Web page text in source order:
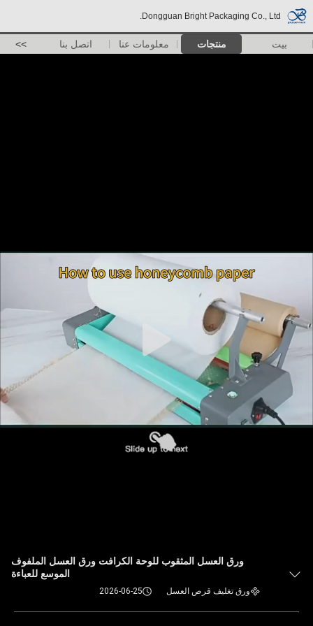
Dongguan Bright Packaging Co., Ltd.
بيت منتجات معلومات عنا اتصل بنا >>
ورق العسل المثقوب للوحة الكرافت ورق العسل الملفوف
الموسع للعباءة
ورق تغليف قرص العسل 2026-06-25